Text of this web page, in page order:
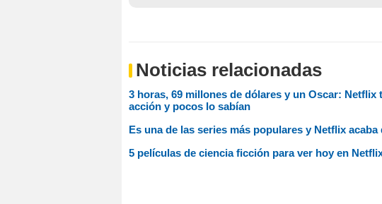
Noticias relacionadas
3 horas, 69 millones de dólares y un Oscar: Netflix
acción y pocos lo sabían
Es una de las series más populares y Netflix
5 películas de ciencia ficción para ver hoy en